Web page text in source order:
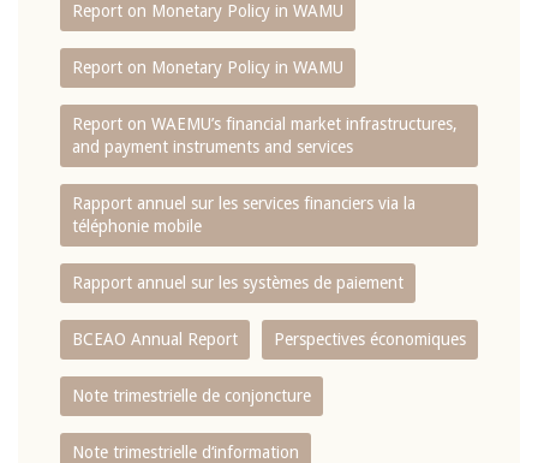
Report on Monetary Policy in WAMU
Report on Monetary Policy in WAMU
Report on WAEMU’s financial market infrastructures,
and payment instruments and services
Rapport annuel sur les services financiers via la
téléphonie mobile
Rapport annuel sur les systèmes de paiement
BCEAO Annual Report Perspectives économiques
Note trimestrielle de conjoncture
Note trimestrielle d‘information